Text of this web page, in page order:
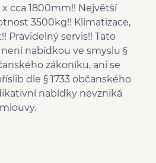
cca 1800mm!! Největší
3500kg!! Klimatizace,
Pravidelný servis!! Tato
nabídkou ve smyslu §
zákoníku, ani se
dle § 1733 občanského
nabídky nevzniká